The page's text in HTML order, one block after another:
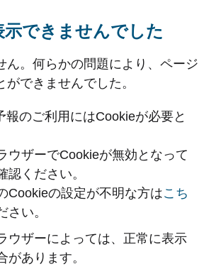
できませんでした
ん。何らかの問題により、ページ
ができませんでした。
報のご利用にはCookieが必要と
ウザーでCookieが無効となって
認ください。
Cookieの設定が不明な方はこち
さい。
ウザーによっては、正常に表示
があります。